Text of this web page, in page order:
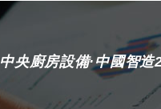
中央廚房設備·中國智造